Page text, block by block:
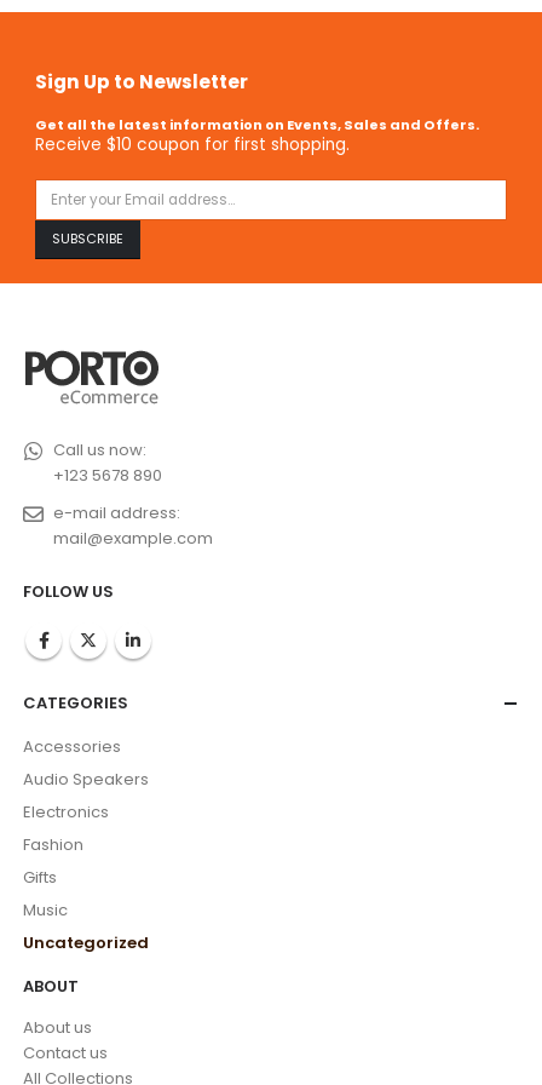
Sign Up to Newsletter
Get all the latest information on Events, Sales and Offers.
Receive $10 coupon for first shopping.
Call us now:
+123 5678 890
e-mail address:
mail@example.com
FOLLOW US
CATEGORIES
Accessories
Audio Speakers
Electronics
Fashion
Gifts
Music
Uncategorized
ABOUT
About us
Contact us
All Collections